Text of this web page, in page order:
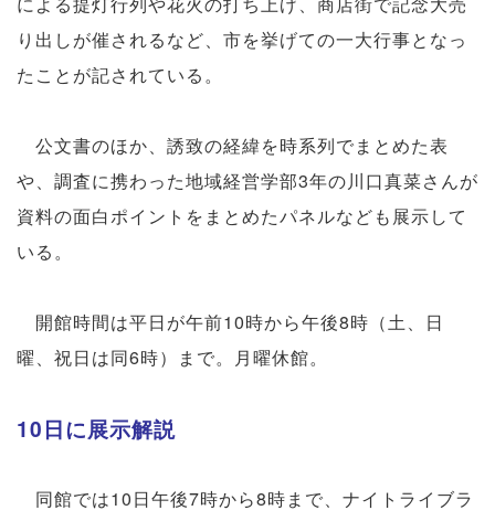
り出しが催されるなど、市を挙げての一大行事となっ
たことが記されている。
公文書のほか、誘致の経緯を時系列でまとめた表
や、調査に携わった地域経営学部3年の川口真菜さんが
資料の面白ポイントをまとめたパネルなども展示して
いる。
開館時間は平日が午前10時から午後8時（土、日
曜、祝日は同6時）まで。月曜休館。
10日に展示解説
同館では10日午後7時から8時まで、ナイトライブラ